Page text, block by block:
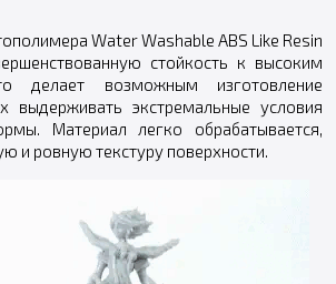
Water Washable ABS Like Resin
стойкость к высоким
делает возможным изготовление
выдерживать экстремальные условия
Материал легко обрабатывается,
и ровную текстуру поверхности.